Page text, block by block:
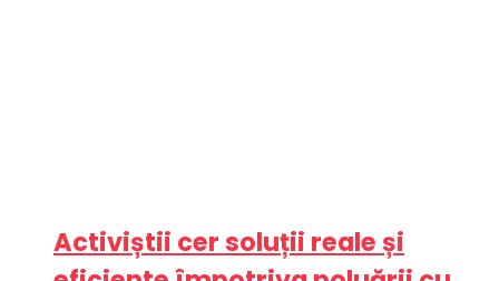
Activiștii cer soluții reale și